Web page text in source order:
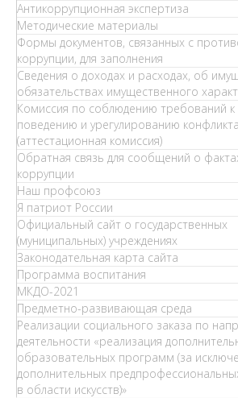
Антикоррупционная экспертиза
Методические материалы
Формы документов, связанных с
коррупции, для заполнения
Сведения о доходах и расходах, об
обязательствах имущественного
Комиссия по соблюдению требований к
поведению и урегулированию
(аттестационная комиссия)
Обратная связь для сообщений о
коррупции
Наш профсоюз
Я патриот России
Официальный сайт о государственных
(муниципальных) учреждениях
Законодательная карта сайта
Программа воспитания
МКДО-2021
Предметно-развивающая среда
Реализации социального заказа по
деятельности «реализация
образовательных программ (за
дополнительных
в области искусств)»